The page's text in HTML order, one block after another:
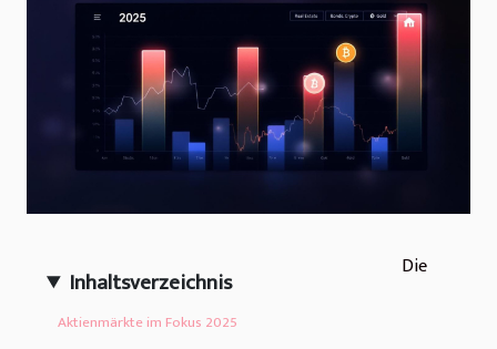
Inhaltsverzeichnis
Aktienmärkte im Fokus 2025
Die